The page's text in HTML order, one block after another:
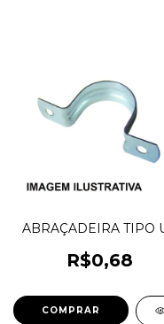
ABRAÇADEIRA TIPO
R$0,68